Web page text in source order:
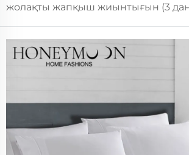
жолақты жапқыш жиынтығын (3
әдемі жолақты өрнегі бар, бұл
кез келген бөлмеге заманауи